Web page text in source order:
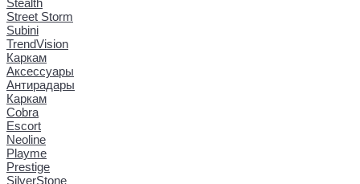
Stealth
Street Storm
Subini
TrendVision
Каркам
Аксессуары
Антирадары
Каркам
Cobra
Escort
Neoline
Playme
Prestige
SilverStone